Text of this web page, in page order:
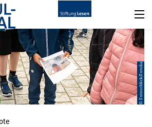
© Fotoschlick/Fotolia